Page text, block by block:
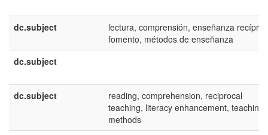
dc.subject
lectura, comprensión, enseñanza
fomento, métodos de enseñanza
dc.subject
dc.subject
reading, comprehension, reciprocal
teaching, literacy enhancement, teaching
methods